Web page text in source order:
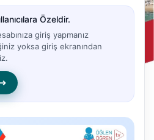
Özeldir.
giriş yapmanız
yoksa giriş ekranından
➜